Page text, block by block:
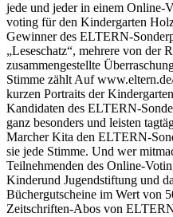
jede und jeder in einem Online-
voting für den Kindergarten
Gewinner des ELTERN-
„Leseschatz“, mehrere von der
zusammengestellte
Stimme zählt Auf
kurzen Portraits der
Kandidaten des ELTERN-
ganz besonders und leisten
Marcher Kita den ELTERN-
sie jede Stimme. Und wer
Teilnehmenden des Online-
Kinderund Jugendstiftung und
Büchergutscheine im Wert von
Zeitschriften-Abos von